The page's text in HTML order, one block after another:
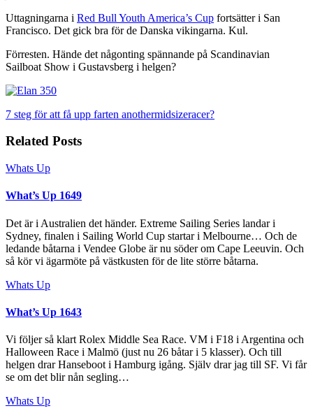
Uttagningarna i Red Bull Youth America’s Cup fortsätter i San
Francisco. Det gick bra för de Danska vikingarna. Kul.
Förresten. Hände det någonting spännande på Scandinavian
Sailboat Show i Gustavsberg i helgen?
7 steg för att få upp farten anothermidsizeracer?
Related Posts
Whats Up
What’s Up 1649
Det är i Australien det händer. Extreme Sailing Series landar i
Sydney, finalen i Sailing World Cup startar i Melbourne… Och de
ledande båtarna i Vendee Globe är nu söder om Cape Leeuvin. Och
så kör vi ägarmöte på västkusten för de lite större båtarna.
Whats Up
What’s Up 1643
Vi följer så klart Rolex Middle Sea Race. VM i F18 i Argentina och
Halloween Race i Malmö (just nu 26 båtar i 5 klasser). Och till
helgen drar Hanseboot i Hamburg igång. Själv drar jag till SF. Vi får
se om det blir nån segling…
Whats Up